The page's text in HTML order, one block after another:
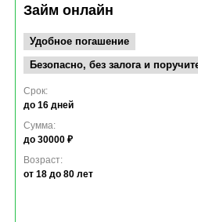
Займ онлайн
Удобное погашение
Безопасно, без залога и
Срок:
до 16 дней
Сумма:
до 30000 ₽
Возраст:
от 18 до 80 лет